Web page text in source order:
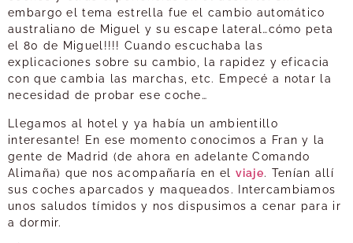
embargo el tema estrella fue el cambio automático
australiano de Miguel y su escape lateral…cómo peta
el 80 de Miguel!!!! Cuando escuchaba las
explicaciones sobre su cambio, la rapidez y eficacia
con que cambia las marchas, etc. Empecé a notar la
necesidad de probar ese coche…
Llegamos al hotel y ya había un ambientillo
interesante! En ese momento conocimos a Fran y la
gente de Madrid (de ahora en adelante Comando
Alimaña) que nos acompañaría en el viaje. Tenían allí
sus coches aparcados y maqueados. Intercambiamos
unos saludos tímidos y nos dispusimos a cenar para ir
a dormir.